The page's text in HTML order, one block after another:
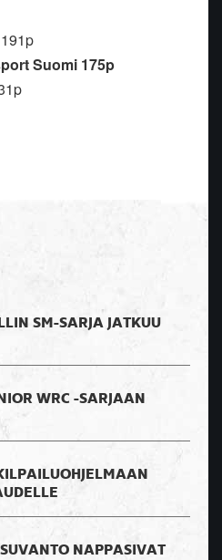
Suomi 175p
SM-SARJA JATKUU
WRC -SARJAAN
NAPPASIVAT